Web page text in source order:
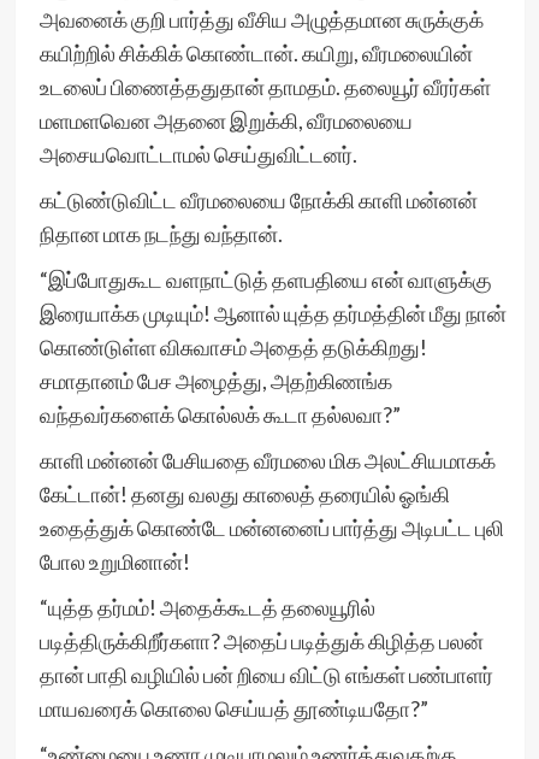
அவனைக் குறி பார்த்து வீசிய அழுத்தமான சுருக்குக்
கயிற்றில் சிக்கிக் கொண்டான். கயிறு, வீரமலையின்
உடலைப் பிணைத்ததுதான் தாமதம். தலையூர் வீரர்கள்
மளமளவென அதனை இறுக்கி, வீரமலையை
அசையவொட்டாமல் செய்துவிட்டனர்.
கட்டுண்டுவிட்ட வீரமலையை நோக்கி காளி மன்னன்
நிதான மாக நடந்து வந்தான்.
“இப்போதுகூட வளநாட்டுத் தளபதியை என் வாளுக்கு
இரையாக்க முடியும்! ஆனால் யுத்த தர்மத்தின் மீது நான்
கொண்டுள்ள விசுவாசம் அதைத் தடுக்கிறது!
சமாதானம் பேச அழைத்து, அதற்கிணங்க
வந்தவர்களைக் கொல்லக் கூடா தல்லவா?”
காளி மன்னன் பேசியதை வீரமலை மிக அலட்சியமாகக்
கேட்டான்! தனது வலது காலைத் தரையில் ஓங்கி
உதைத்துக் கொண்டே மன்னனைப் பார்த்து அடிபட்ட புலி
போல உறுமினான்!
“யுத்த தர்மம்! அதைக்கூடத் தலையூரில்
படித்திருக்கிறீர்களா? அதைப் படித்துக் கிழித்த பலன்
தான் பாதி வழியில் பன் றியை விட்டு எங்கள் பண்பாளர்
மாயவரைக் கொலை செய்யத் தூண்டியதோ?”